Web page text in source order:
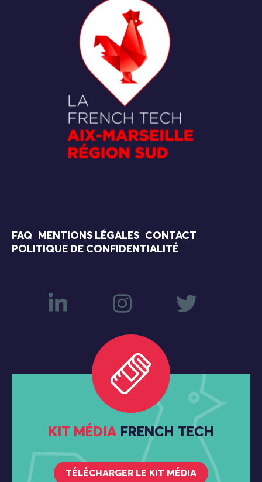
FAQ MENTIONS LÉGALES
CONTACT
POLITIQUE DE CONFIDENTIALITÉ
KIT MÉDIA FRENCH TECH
TÉLÉCHARGER LE KIT MÉDIA